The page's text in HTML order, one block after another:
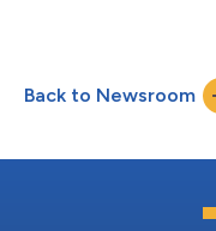
SmartThings、Apple
ーとシームレスに接続で
トホーム通信の中で重
ます。Connectivity
相互運用性のある接続
ます。この認証への準
Back to Newsroom